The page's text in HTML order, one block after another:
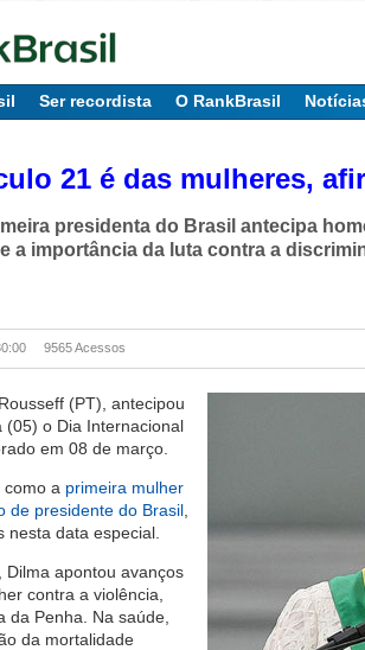
Ser recordista O RankBrasil
21 é das mulheres,
presidenta do Brasil antecipa
a importância da luta contra a
9565 Acessos
(PT), antecipou
(05) o Dia Internacional
em 08 de março.
como a primeira mulher
de presidente do Brasil
nesta data especial.
Dilma apontou avanços
contra a violência,
da Penha. Na saúde,
da mortalidade